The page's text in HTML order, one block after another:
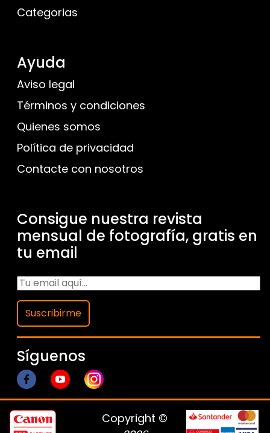
Categorias
Ayuda
Aviso legal
Términos y condiciones
Quienes somos
Política de privacidad
Contacte con nosotros
Consigue nuestra revista
mensual de fotografía, gratis en
tu email
Suscribirme
Síguenos
Copyright ©